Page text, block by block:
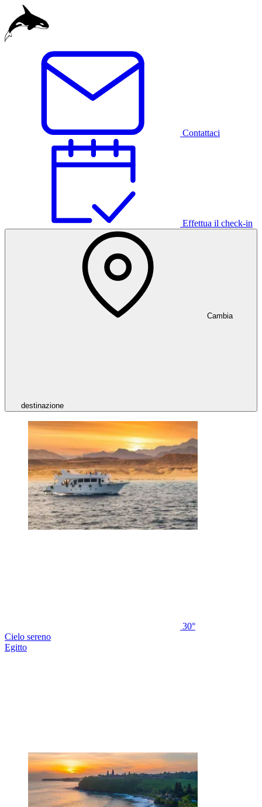
Contattaci
Effettua il check-in
destinazione
30°
Cielo sereno
Egitto
Germania